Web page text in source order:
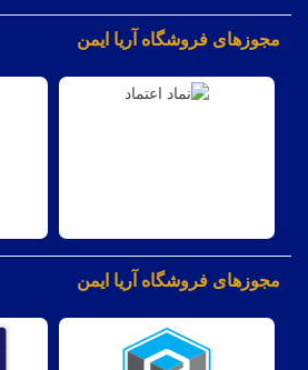
مجوزهای فروشگاه آریا ایمن
مجوزهای فروشگاه آریا ایمن